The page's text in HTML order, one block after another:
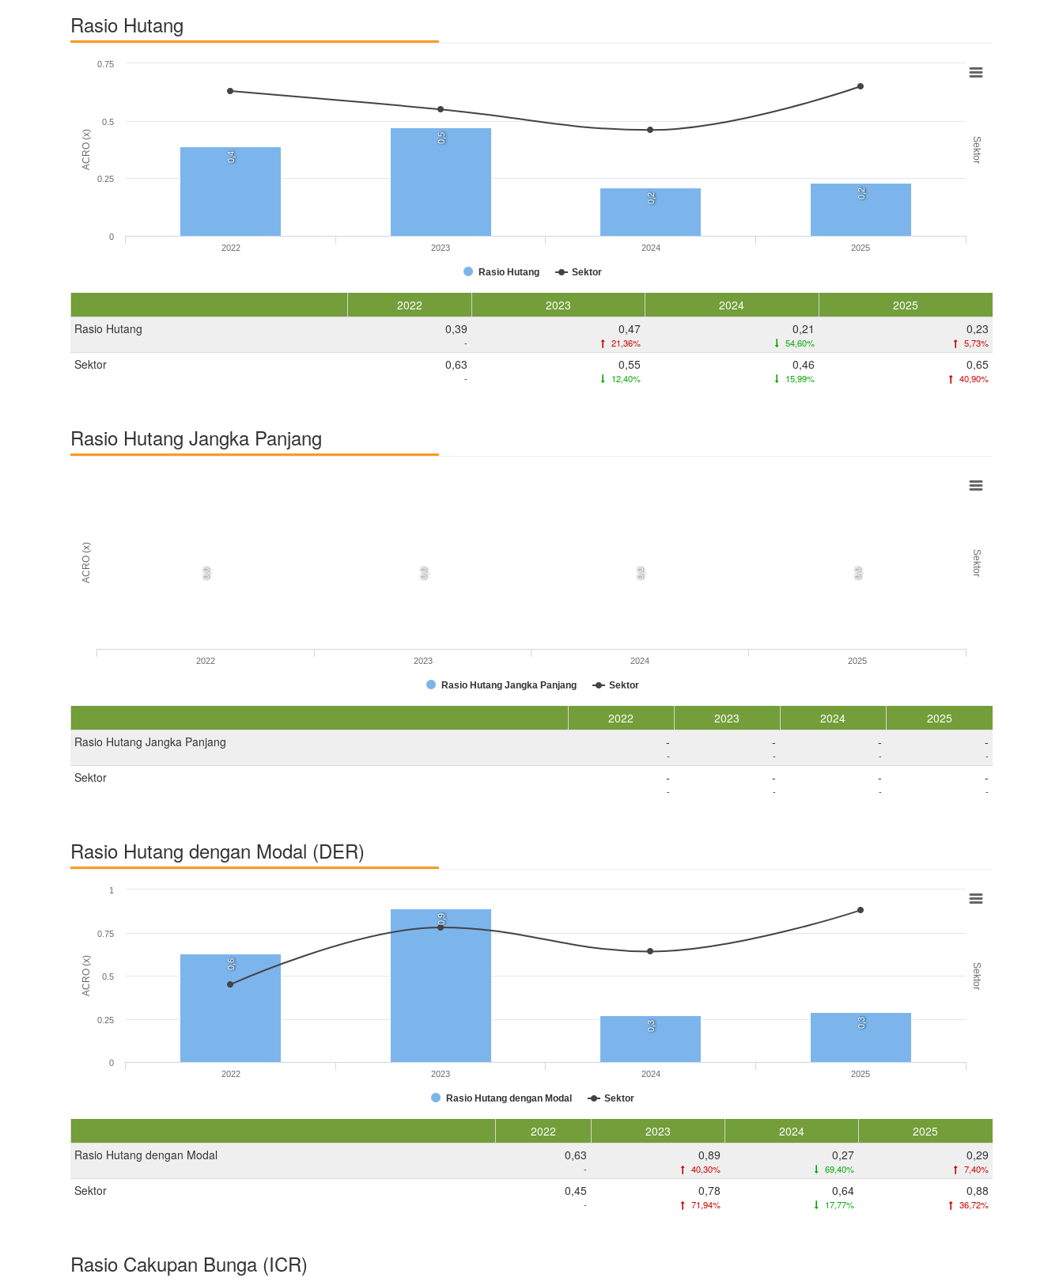
Rasio Hutang
ACRO (x) Sektor
0,4
0,5
0,2 0,2
Rasio Hutang Sektor
2022 2023 2024 2025
0
0.25
0.5
0.75
2022 2023 2024
2025
Rasio Hutang
0,39
-
0,47
21,36%
0,21
54,60%
0,23
5,73%
Sektor 0,63
-
0,55
12,40%
0,46
15,99%
0,65
40,90%
Rasio Hutang Jangka Panjang
ACRO (x) Sektor
0,0 0,0 0,0 0,0
Rasio Hutang Jangka Panjang Sektor
2022 2023 2024 2025
2022 2023 2024
2025
Rasio Hutang Jangka Panjang
-
-
-
-
-
-
-
-
Sektor -
-
-
-
-
-
-
-
Rasio Hutang dengan Modal (DER)
ACRO (x) Sektor
0,6
0,9
0,3 0,3
Rasio Hutang dengan Modal Sektor
2022 2023 2024 2025
0
0.25
0.5
0.75
1
2022 2023 2024
2025
Rasio Hutang dengan Modal
0,63
-
0,89
40,30%
0,27
69,40%
0,29
7,40%
Sektor 0,45
-
0,78
71,94%
0,64
17,77%
0,88
36,72%
Rasio Cakupan Bunga (ICR)